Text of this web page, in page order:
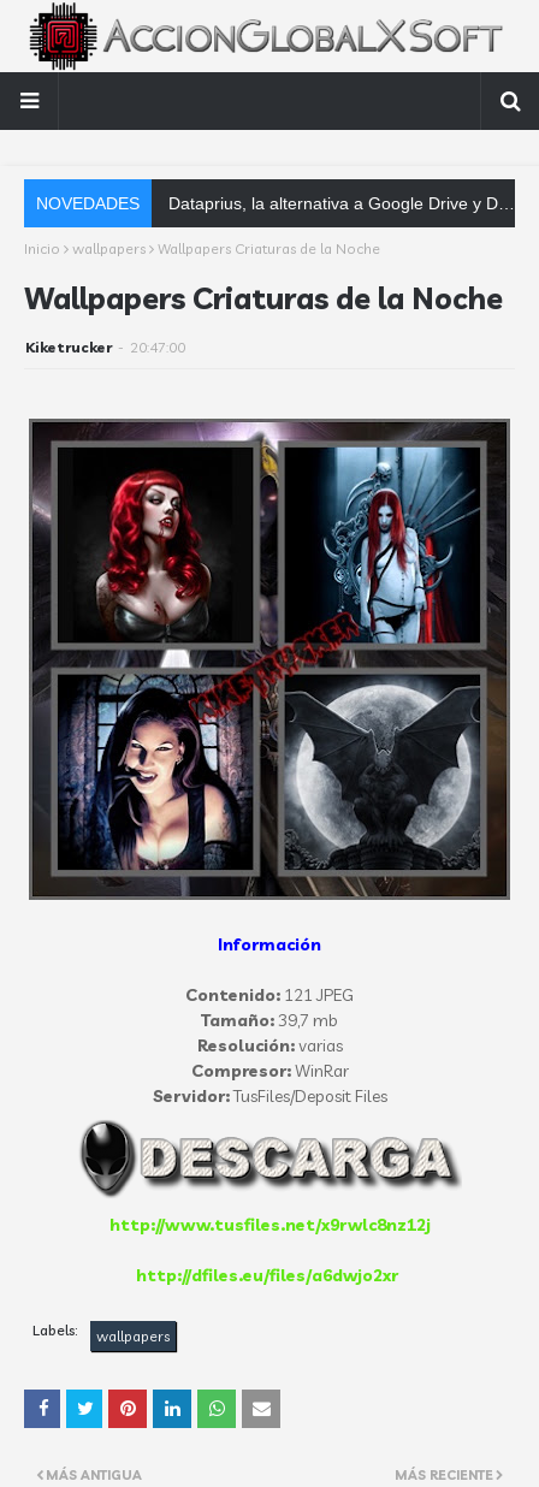
NOVEDADES Dataprius, la alternativa a Google Drive y Dropbox que las empresas deberían conocer
Inicio wallpapers Wallpapers Criaturas de la Noche
Wallpapers Criaturas de la Noche
Kiketrucker - 20:47:00
Información
Contenido: 121 JPEG
Tamaño: 39,7 mb
Resolución:varias
Compresor:WinRar
Servidor:TusFiles/Deposit Files
http://www.tusfiles.net/x9rwlc8nz12j
http://dfiles.eu/files/a6dwjo2xr
Labels: wallpapers
MÁS RECIENTE
MÁS ANTIGUA